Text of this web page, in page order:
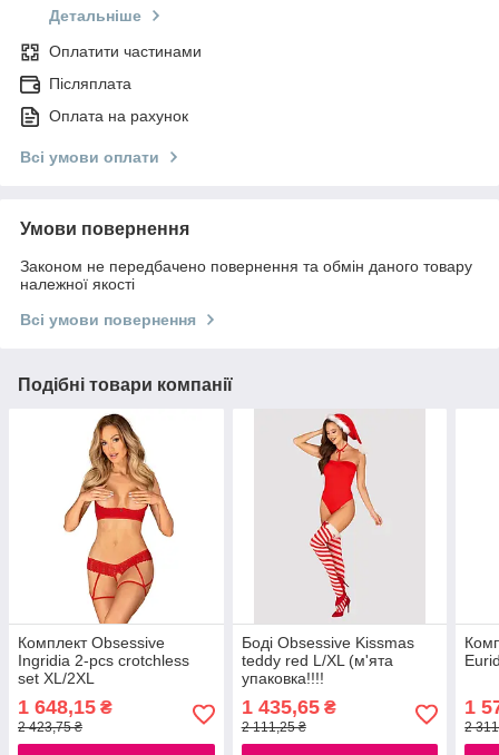
Детальніше
Оплатити частинами
Післяплата
Оплата на рахунок
Всі умови оплати
Умови повернення
Законом не передбачено повернення та обмін даного товару
належної якості
Всі умови повернення
Подібні товари компанії
Комплект Obsessive
Ingridia 2-pcs crotchless
set XL/2XL
1 648,15 ₴
2 423,75 ₴
Боді Obsessive Kissmas
teddy red L/XL (м'ята
упаковка!!!!
1 435,65₴
2 111,25 ₴
1
2